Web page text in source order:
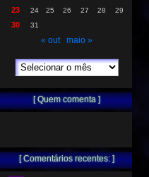
23 24 25 26 27 28 29
30 31
« out maio »
[ Quem comenta ]
[ Comentários recentes: ]